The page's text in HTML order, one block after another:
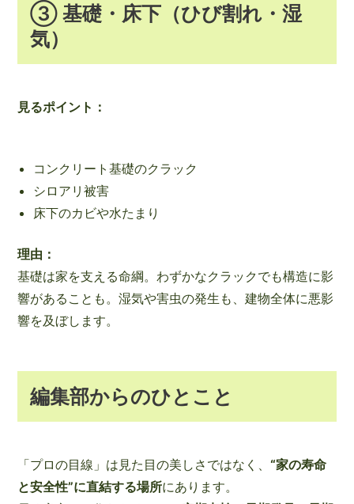
③ 基礎・床下（ひび割れ・湿
気）
見るポイント：
コンクリート基礎のクラック
シロアリ被害
床下のカビや水たまり
理由：
基礎は家を支える命綱。わずかなクラックでも構造に影
響があることも。湿気や害虫の発生も、建物全体に悪影
響を及ぼします。
編集部からのひとこと
「プロの目線」は見た目の美しさではなく、 “家の寿命
と安全性”に直結する場所にあります。